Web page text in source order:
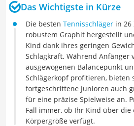
Das Wichtigste in Kürze
Die besten Tennisschläger in 26
robustem Graphit hergestellt
Kind dank ihres geringen
Schlagkraft. Während Anfänger
ausgewogenen Balancepunkt
Schlägerkopf profitieren, bieten
fortgeschrittene Junioren auch
für eine präzise Spielweise an.
Fall immer, ob Ihr Kind über die
Körpergröße verfügt.